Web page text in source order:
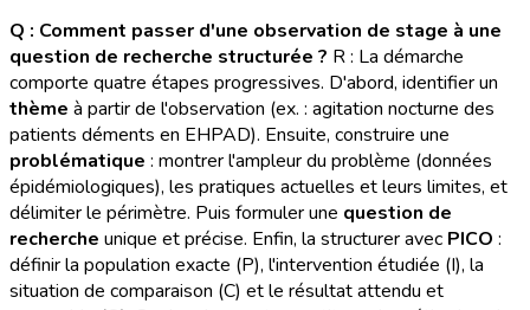
Q : Comment passer d'une observation de stage à une
question de recherche structurée ? R : La démarche
comporte quatre étapes progressives. D'abord, identifier un
thème à partir de l'observation (ex. : agitation nocturne des
patients déments en EHPAD). Ensuite, construire une
problématique : montrer l'ampleur du problème (données
épidémiologiques), les pratiques actuelles et leurs limites, et
délimiter le périmètre. Puis formuler une question de
recherche unique et précise. Enfin, la structurer avec PICO :
définir la population exacte (P), l'intervention étudiée (I), la
situation de comparaison (C) et le résultat attendu et